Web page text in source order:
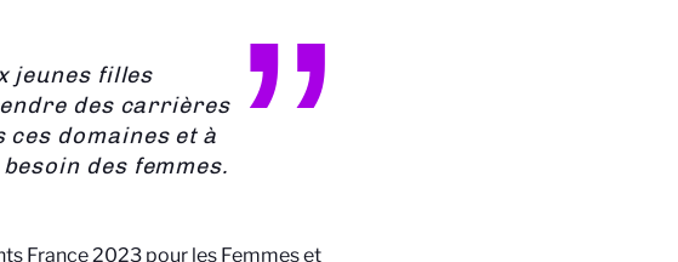
jeunes filles
des carrières
domaines et à
des femmes.
France 2023 pour les Femmes et